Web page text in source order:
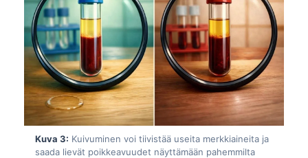
Kuva 3: Kuivuminen voi tiivistää useita merkkiaineita ja
saada lievät poikkeavuudet näyttämään pahemmilta